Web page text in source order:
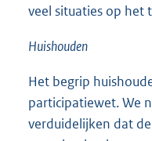
veel situaties op het
Huishouden
Het begrip
participatiewet. We
verduidelijken dat